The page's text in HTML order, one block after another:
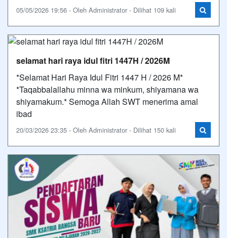
05/05/2026 19:56 - Oleh Administrator - Dilihat 109 kali
selamat hari raya idul fitri 1447H / 2026M
‎*Selamat Hari Raya Idul Fitri 1447 H / 2026 M* ‎
‎*Taqabbalallahu minna wa minkum, shiyamana wa
shiyamakum.* ‎Semoga Allah SWT menerima amal
ibad
20/03/2026 23:35 - Oleh Administrator - Dilihat 150 kali